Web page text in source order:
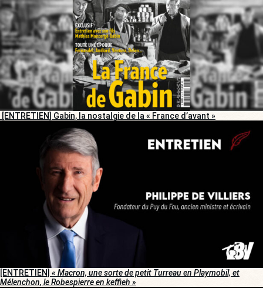
[ENTRETIEN] Gabin, la nostalgie de la « France d’avant »
[ENTRETIEN] « Macron, une sorte de petit Turreau en Playmobil, et
Mélenchon, le Robespierre en keffieh »